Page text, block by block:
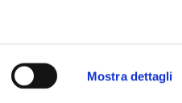
Mostra dettagli